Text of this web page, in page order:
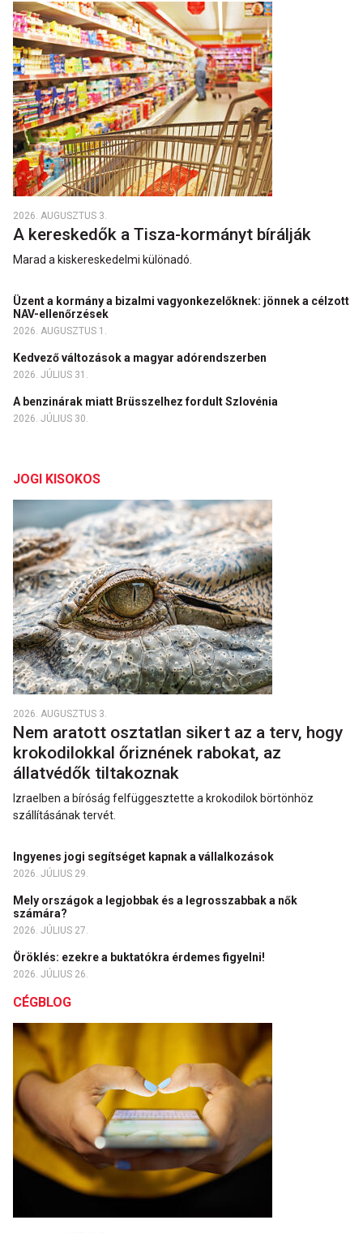
2026. AUGUSZTUS 3.
A kereskedők a Tisza-kormányt bírálják
Marad a kiskereskedelmi különadó.
Üzent a kormány a bizalmi vagyonkezelőknek: jönnek a célzott
NAV-ellenőrzések
2026. AUGUSZTUS 1.
Kedvező változások a magyar adórendszerben
2026. JÚLIUS 31.
A benzinárak miatt Brüsszelhez fordult Szlovénia
2026. JÚLIUS 30.
JOGI KISOKOS
2026. AUGUSZTUS 3.
Nem aratott osztatlan sikert az a terv, hogy
krokodilokkal őriznének rabokat, az
állatvédők tiltakoznak
Izraelben a bíróság felfüggesztette a krokodilok börtönhöz
szállításának tervét.
Ingyenes jogi segítséget kapnak a vállalkozások
2026. JÚLIUS 29.
Mely országok a legjobbak és a legrosszabbak a nők
számára?
2026. JÚLIUS 27.
Öröklés: ezekre a buktatókra érdemes figyelni!
2026. JÚLIUS 26.
CÉGBLOG